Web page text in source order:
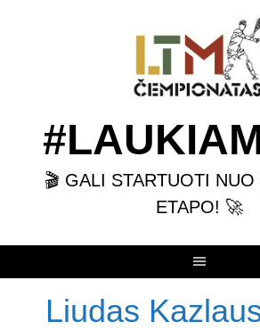
🎬 GALI STARTUOTI
ETAPO! 🚀
Liudas